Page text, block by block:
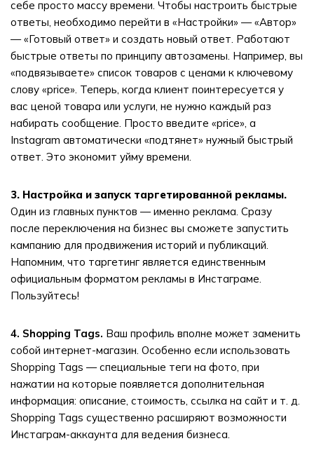
себе просто массу времени. Чтобы настроить быстрые
ответы, необходимо перейти в «Настройки» — «Автор»
— «Готовый ответ» и создать новый ответ. Работают
быстрые ответы по принципу автозамены. Например, вы
«подвязываете» список товаров с ценами к ключевому
слову «price». Теперь, когда клиент поинтересуется у
вас ценой товара или услуги, не нужно каждый раз
набирать сообщение. Просто введите «price», а
Instagram автоматически «подтянет» нужный быстрый
ответ. Это экономит уйму времени.
3. Настройка и запуск таргетированной рекламы.
Один из главных пунктов — именно реклама. Сразу
после переключения на бизнес вы сможете запустить
кампанию для продвижения историй и публикаций.
Напомним, что таргетинг является единственным
официальным форматом рекламы в Инстаграме.
Пользуйтесь!
4. Shopping Tags. Ваш профиль вполне может заменить
собой интернет-магазин. Особенно если использовать
Shopping Tags — специальные теги на фото, при
нажатии на которые появляется дополнительная
информация: описание, стоимость, ссылка на сайт и т. д.
Shopping Tags существенно расширяют возможности
Инстаграм-аккаунта для ведения бизнеса.